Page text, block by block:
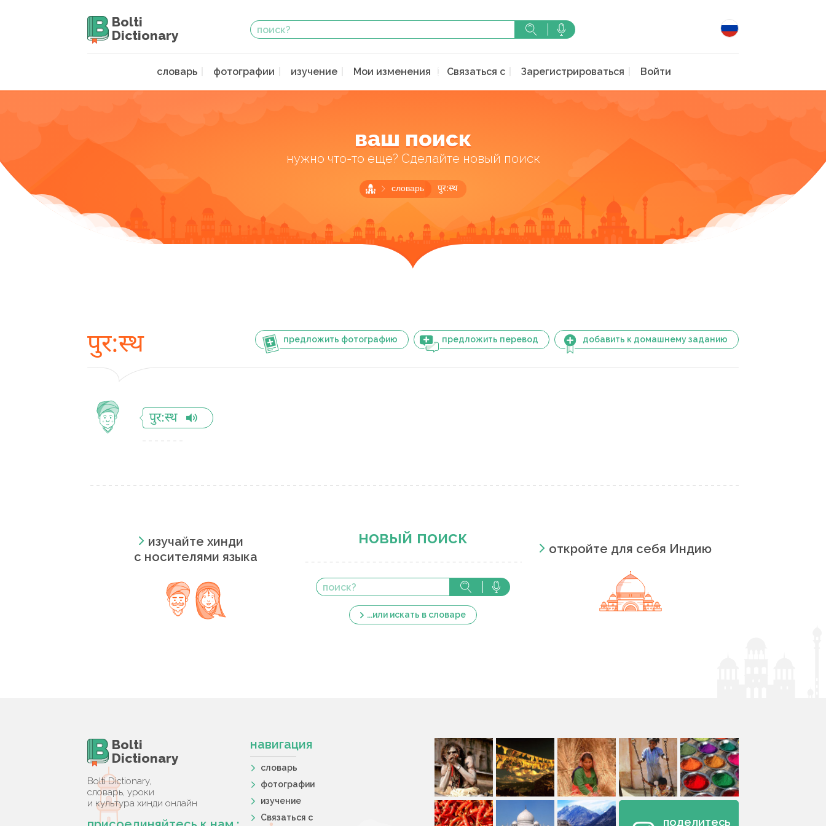
Bolti
Dictionary
словарь фотографии изучение Мои изменения Связаться с Зарегистрироваться Войти
ваш поиск
нужно что-то еще? Сделайте новый поиск
словарь पुर:स्थ
предложить фотографию предложить перевод добавить к домашнему заданию
पुर:स्थ
पुर:स्थ
изучайте хинди
с носителями языка
новый поиск
...или искать в словаре
откройте для себя Индию
Bolti
Dictionary
Bolti Dictionary,
словарь, уроки
и культура хинди онлайн
навигация
словарь
фотографии
изучение
Связаться с
поделитесь